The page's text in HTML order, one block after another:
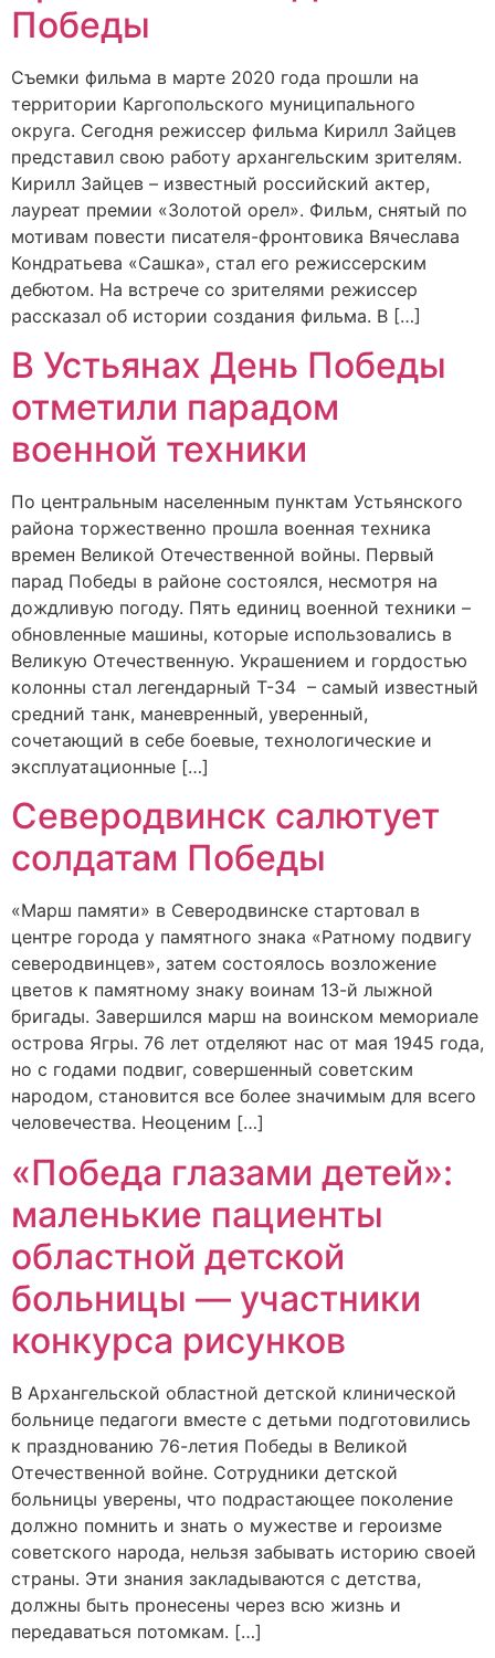
Победы
Съемки фильма в марте 2020 года прошли на
территории Каргопольского муниципального
округа. Сегодня режиссер фильма Кирилл Зайцев
представил свою работу архангельским зрителям.
Кирилл Зайцев – известный российский актер,
лауреат премии «Золотой орел». Фильм, снятый по
мотивам повести писателя-фронтовика Вячеслава
Кондратьева «Сашка», стал его режиссерским
дебютом. На встрече со зрителями режиссер
рассказал об истории создания фильма. В […]
В Устьянах День Победы
отметили парадом
военной техники
По центральным населенным пунктам Устьянского
района торжественно прошла военная техника
времен Великой Отечественной войны. Первый
парад Победы в районе состоялся, несмотря на
дождливую погоду. Пять единиц военной техники –
обновленные машины, которые использовались в
Великую Отечественную. Украшением и гордостью
колонны стал легендарный Т-34 – самый известный
средний танк, маневренный, уверенный,
сочетающий в себе боевые, технологические и
эксплуатационные […]
Северодвинск салютует
солдатам Победы
«Марш памяти» в Северодвинске стартовал в
центре города у памятного знака «Ратному подвигу
северодвинцев», затем состоялось возложение
цветов к памятному знаку воинам 13-й лыжной
бригады. Завершился марш на воинском мемориале
острова Ягры. 76 лет отделяют нас от мая 1945 года,
но с годами подвиг, совершенный советским
народом, становится все более значимым для всего
человечества. Неоценим […]
«Победа глазами детей»:
маленькие пациенты
областной детской
больницы — участники
конкурса рисунков
В Архангельской областной детской клинической
больнице педагоги вместе с детьми подготовились
к празднованию 76-летия Победы в Великой
Отечественной войне. Сотрудники детской
больницы уверены, что подрастающее поколение
должно помнить и знать о мужестве и героизме
советского народа, нельзя забывать историю своей
страны. Эти знания закладываются с детства,
должны быть пронесены через всю жизнь и
передаваться потомкам. […]